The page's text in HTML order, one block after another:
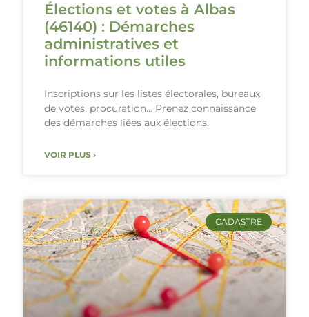
Élections et votes à Albas
(46140) : Démarches
administratives et
informations utiles
Inscriptions sur les listes électorales, bureaux
de votes, procuration… Prenez connaissance
des démarches liées aux élections.
VOIR PLUS ›
CADASTRE